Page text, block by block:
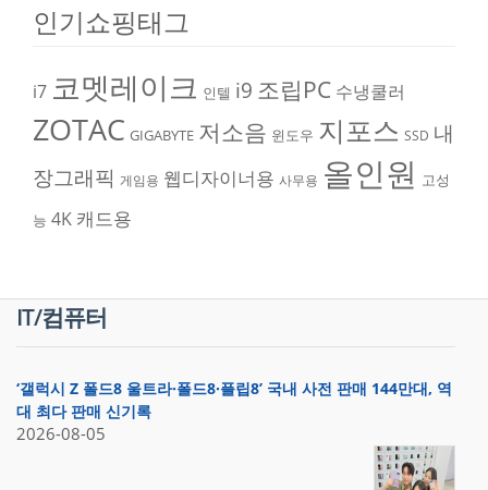
인기쇼핑태그
i7 코멧레이크 인텔 i9 조립PC 수냉쿨러
ZOTAC GIGABYTE 저소음 윈도우 지포스 SSD 내
장그래픽 게임용 웹디자이너용 사무용 올인원 고성
능 4K 캐드용
IT/컴퓨터
‘갤럭시 Z 폴드8 울트라·폴드8·플립8’ 국내 사전 판매 144만대, 역
대 최다 판매 신기록
2026-08-05